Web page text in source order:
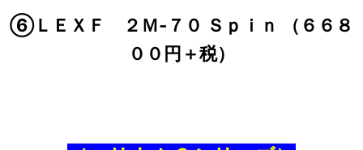
⑥ＬＥＸＦ ２Ｍ‐７０ Ｓｐｉｎ （６６８
００円＋税）